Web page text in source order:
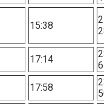
15:38
17:14
17:58